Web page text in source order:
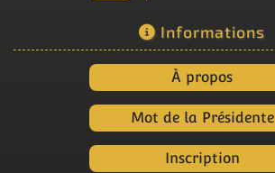
Informations
À propos
Mot de la Présidente
Inscription